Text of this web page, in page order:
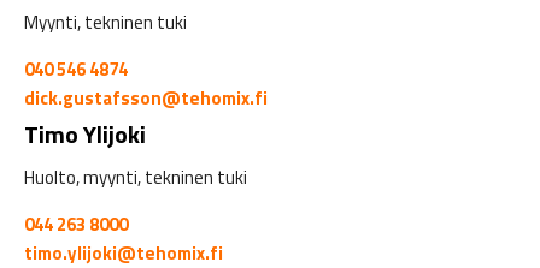
Myynti, tekninen tuki
040 546 4874
dick.gustafsson@tehomix.fi
Timo Ylijoki
Huolto, myynti, tekninen tuki
044 263 8000
timo.ylijoki@tehomix.fi